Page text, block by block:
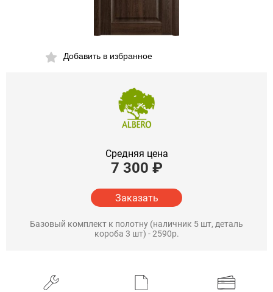
Добавить в избранное
Средняя цена
7 300 ₽
Заказать
Базовый комплект к полотну (наличник 5 шт, деталь
короба 3 шт) - 2590р.